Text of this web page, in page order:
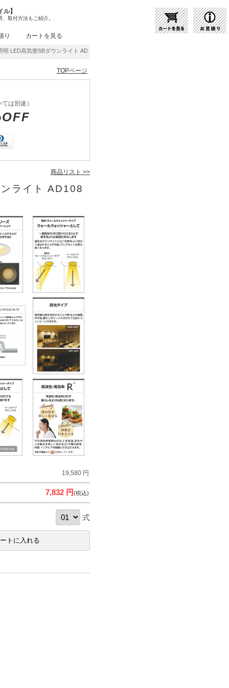
】
取付方法もご紹介。
り カートを見る
高気密SBダウンライト AD1080B50 | 商品紹介 | 照明器具の通販・インテリア照明の通
TOPページ
は別途）
商品リスト >>
ライト AD108
19,580 円
7,832 円(税込)
式